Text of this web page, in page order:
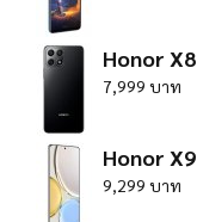
Honor X8
7,999 บาท
Honor X9
9,299 บาท